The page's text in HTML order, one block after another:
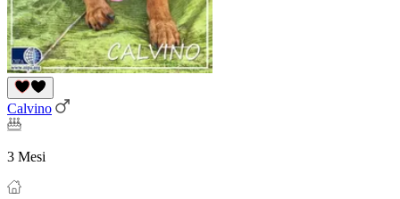
Calvino
3 Mesi